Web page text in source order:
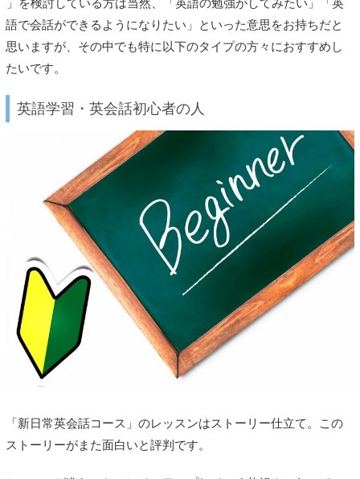
語で会話ができるようになりたい」といった意思をお持ちだと
思いますが、その中でも特に以下のタイプの方々におすすめし
たいです。
英語学習・英会話初心者の人
「新日常英会話コース」のレッスンはストーリー仕立て。この
ストーリーがまた面白いと評判です。